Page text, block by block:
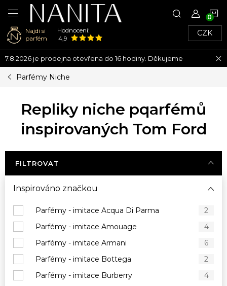
Přejít
na
obsah
Najdi si
parfém
Hodnocení:
4,9
CZK
7.8.2026 je prodejna otevřena do 16 hodiny. Děkujeme
Parfémy Niche
Repliky niche pqarfémů
inspirovaných Tom Ford
FILTROVAT
Inspirováno značkou
Parfémy - imitace Acqua Di Parma
2
Parfémy - imitace Amouage
4
Parfémy - imitace Armani
6
Parfémy - imitace Bottega
2
Parfémy - imitace Burberry
4